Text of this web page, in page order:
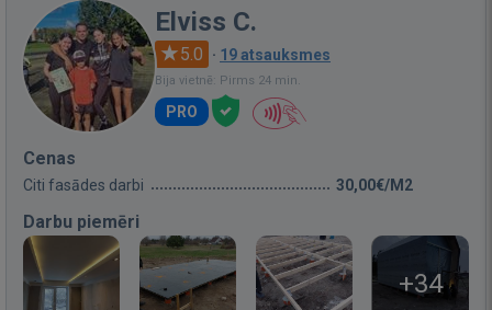
Elviss C.
5.0 · 19 atsauksmes
Bija vietnē: Pirms 24 min.
PRO
Cenas
Citi fasādes darbi 30,00€/M2
Darbu piemēri
+34